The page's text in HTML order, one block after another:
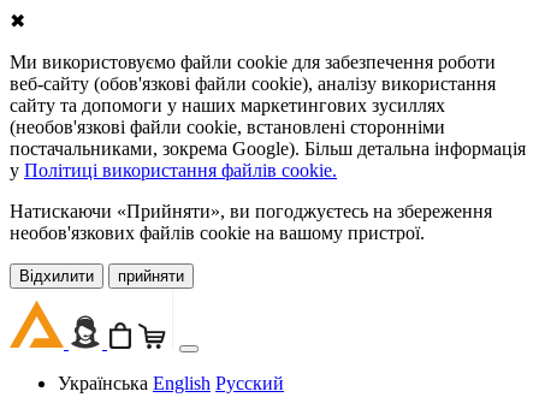
✖
Ми використовуємо файли cookie для забезпечення роботи
веб-сайту (обов'язкові файли cookie), аналізу використання
сайту та допомоги у наших маркетингових зусиллях
(необов'язкові файли cookie, встановлені сторонніми
постачальниками, зокрема Google). Більш детальна інформація
у Політиці використання файлів cookie.
Натискаючи «Прийняти», ви погоджуєтесь на збереження
необов'язкових файлів cookie на вашому пристрої.
Відхилити прийняти
Українська English Русский